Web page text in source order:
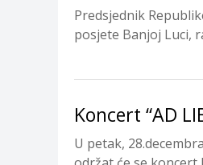
Predsjednik
posjete Banjoj Luci,
Koncert “AD
U petak,